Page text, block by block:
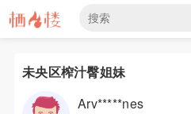
未央区榨汁臀姐妹
Arv*****nes